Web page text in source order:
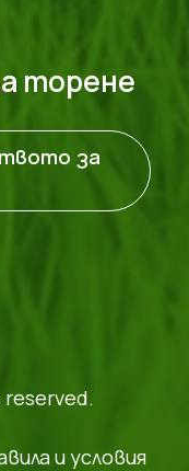
торене
за
reserved.
и условия